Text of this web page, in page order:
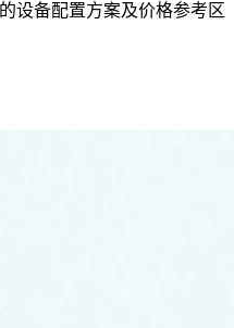
设备配置方案及价格参考区